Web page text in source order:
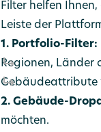
Filter helfen
Leiste der
1. Portfolio-Filter:
Regionen,
Gebäudeattribute
2. Gebäude-
möchten.